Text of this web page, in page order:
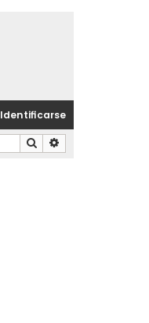
Identificarse
Buscar